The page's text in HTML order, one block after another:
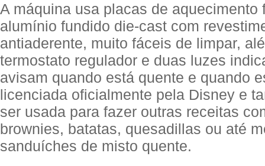
A máquina usa placas de aquecimento
alumínio fundido die-cast com
antiaderente, muito fáceis de limpar,
termostato regulador e duas luzes
avisam quando está quente e quando
licenciada oficialmente pela Disney e
ser usada para fazer outras receitas
brownies, batatas, quesadillas ou até
sanduíches de misto quente.